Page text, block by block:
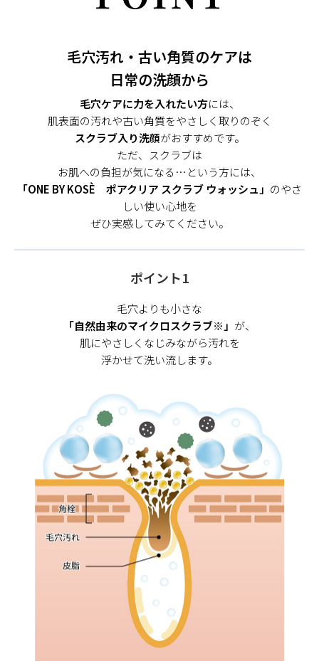
毛穴汚れ・古い角質のケアは
日常の洗顔から
毛穴ケアに力を入れたい方には、
肌表面の汚れや古い角質をやさしく取りのぞく
スクラブ入り洗顔がおすすめです。
ただ、スクラブは
お肌への負担が気になる…という方には、
「ONE BY KOSÈ ポアクリア スクラブ ウォッシュ」 のやさ
しい使い心地を
ぜひ実感してみてください。
ポイント1
毛穴よりも小さな
「自然由来のマイクロスクラブ※」 が、
肌にやさしくなじみながら汚れを
浮かせて洗い流します。